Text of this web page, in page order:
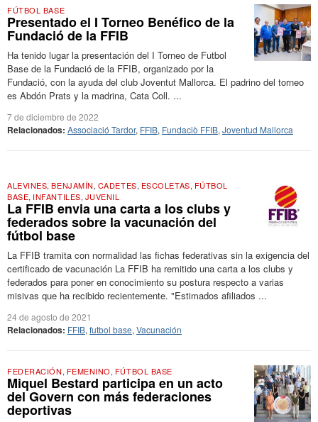
FÚTBOL BASE
Presentado el I Torneo Benéfico de la
Fundació de la FFIB
Ha tenido lugar la presentación del I Torneo de Futbol
Base de la Fundació de la FFIB, organizado por la
Fundació, con la ayuda del club Joventut Mallorca. El padrino del torneo
es Abdón Prats y la madrina, Cata Coll. ...
7 de diciembre de 2022
Relacionados: Associació Tardor, FFIB, Fundaciò FFIB, Joventud Mallorca
ALEVINES,BENJAMÍN, CADETES, ESCOLETAS, FÚTBOL
BASE, INFANTILES, JUVENIL
La FFIB envia una carta a los clubs y
federados sobre la vacunación del
fútbol base
La FFIB tramita con normalidad las fichas federativas sin la exigencia del
certificado de vacunación La FFIB ha remitido una carta a los clubs y
federados para poner en conocimiento su postura respecto a varias
misivas que ha recibido recientemente. "Estimados afiliados ...
24 de agosto de 2021
Relacionados: FFIB, futbol base, Vacunación
FEDERACIÓN, FEMENINO, FÚTBOL BASE
Miquel Bestard participa en un acto
del Govern con más federaciones
deportivas